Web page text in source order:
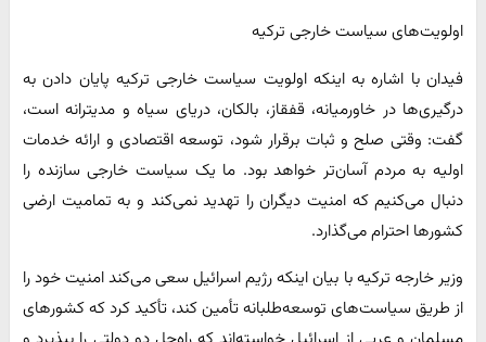
اولویت‌های سیاست خارجی ترکیه
فیدان با اشاره به اینکه اولویت سیاست خارجی ترکیه پایان دادن به
درگیری‌ها در خاورمیانه، قفقاز، بالکان، دریای سیاه و مدیترانه است،
گفت: وقتی صلح و ثبات برقرار شود، توسعه اقتصادی و ارائه خدمات
اولیه به مردم آسان‌تر خواهد بود. ما یک سیاست خارجی سازنده را
دنبال می‌کنیم که امنیت دیگران را تهدید نمی‌کند و به تمامیت ارضی
کشورها احترام می‌گذارد.
وزیر خارجه ترکیه با بیان اینکه رژیم اسرائیل سعی می‌کند امنیت خود را
از طریق سیاست‌های توسعه‌طلبانه تأمین کند، تأکید کرد که کشورهای